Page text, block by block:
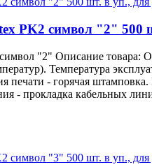
PK2 символ "2"
"2" Описание товара:
Температура
печати - горячая
- прокладка кабельных